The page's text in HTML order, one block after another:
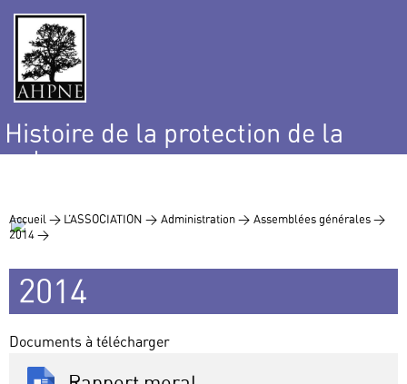
Histoire de la protection de la
nature
Accueil > L’ASSOCIATION > Administration > Assemblées générales >
2014 >
2014
Documents à télécharger